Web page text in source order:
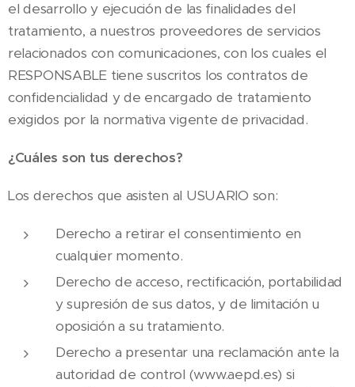
el desarrollo y ejecución de las finalidades del
tratamiento, a nuestros proveedores de servicios
relacionados con comunicaciones, con los cuales el
RESPONSABLE tiene suscritos los contratos de
confidencialidad y de encargado de tratamiento
exigidos por la normativa vigente de privacidad.
¿Cuáles son tus derechos?
Los derechos que asisten al USUARIO son:
Derecho a retirar el consentimiento en
cualquier momento.
Derecho de acceso, rectificación, portabilidad
y supresión de sus datos, y de limitación u
oposición a su tratamiento.
Derecho a presentar una reclamación ante la
autoridad de control (www.aepd.es) si